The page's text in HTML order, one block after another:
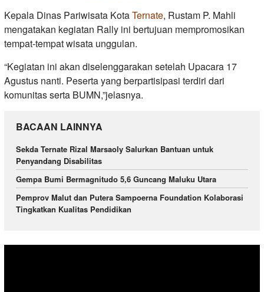
Kepala Dinas Pariwisata KotaTernate, Rustam P. Mahli
mengatakan kegiatan Rally ini bertujuan mempromosikan
tempat-tempat wisata unggulan.
“Kegiatan ini akan diselenggarakan setelah Upacara 17
Agustus nanti. Peserta yang berpartisipasi terdiri dari
komunitas serta BUMN,”jelasnya.
BACAAN LAINNYA
Sekda Ternate Rizal Marsaoly Salurkan Bantuan untuk
Penyandang Disabilitas
Gempa Bumi Bermagnitudo 5,6 Guncang Maluku Utara
Pemprov Malut dan Putera Sampoerna Foundation Kolaborasi
Tingkatkan Kualitas Pendidikan